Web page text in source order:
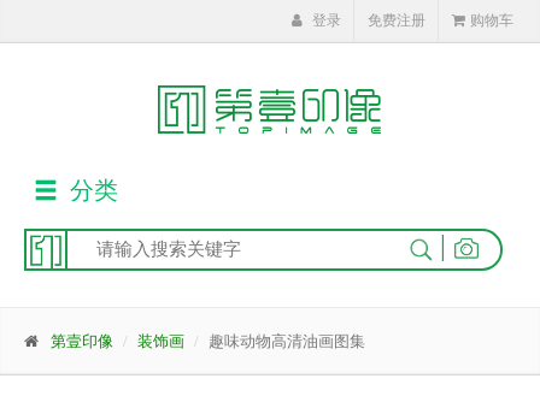
登录 免费注册 购物车
分类
第壹印像 装饰画 趣味动物高清油画图集